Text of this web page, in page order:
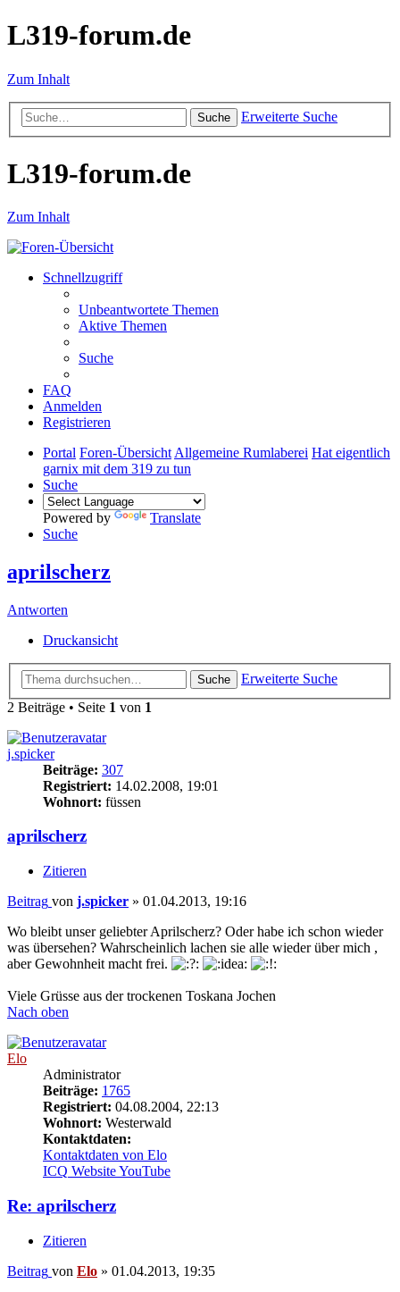
L319-forum.de
Zum Inhalt
Suche Erweiterte Suche
L319-forum.de
Zum Inhalt
Schnellzugriff
Unbeantwortete Themen
Aktive Themen
Suche
FAQ
Anmelden
Registrieren
Portal Foren-Übersicht Allgemeine Rumlaberei Hat eigentlich
garnix mit dem 319 zu tun
Suche
Powered by
Translate
Suche
aprilscherz
Antworten
Druckansicht
Suche
Erweiterte Suche
2 Beiträge • Seite 1 von 1
j.spicker
Beiträge: 307
Registriert: 14.02.2008, 19:01
Wohnort: füssen
aprilscherz
Zitieren
Beitrag von j.spicker » 01.04.2013, 19:16
Wo bleibt unser geliebter Aprilscherz? Oder habe ich schon wieder
was übersehen? Wahrscheinlich lachen sie alle wieder über mich ,
aber Gewohnheit macht frei.
Viele Grüsse aus der trockenen Toskana Jochen
Nach oben
Elo
Administrator
Beiträge: 1765
Registriert: 04.08.2004, 22:13
Wohnort: Westerwald
Kontaktdaten:
Kontaktdaten von Elo
ICQ WebsiteYouTube
Re: aprilscherz
Zitieren
Beitrag von Elo » 01.04.2013, 19:35